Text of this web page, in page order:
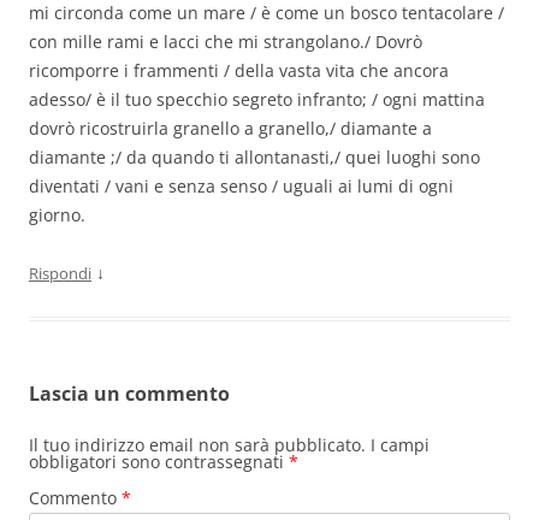
mi circonda come un mare / è come un bosco tentacolare /
con mille rami e lacci che mi strangolano./ Dovrò
ricomporre i frammenti / della vasta vita che ancora
adesso/ è il tuo specchio segreto infranto; / ogni mattina
dovrò ricostruirla granello a granello,/ diamante a
diamante ;/ da quando ti allontanasti,/ quei luoghi sono
diventati / vani e senza senso / uguali ai lumi di ogni
giorno.
Rispondi ↓
Lascia un commento
Il tuo indirizzo email non sarà pubblicato. I campi
obbligatori sono contrassegnati *
Commento *